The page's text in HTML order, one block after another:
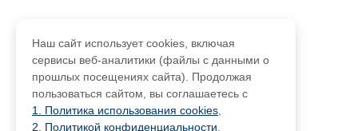
Наш сайт использует cookies, включая
сервисы веб-аналитики (файлы с данными о
прошлых посещениях сайта). Продолжая
пользоваться сайтом, вы соглашаетесь с
1. Политика использования cookies
2. Политикой конфиденциальности